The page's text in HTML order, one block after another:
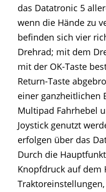
das Datatronic 5
wenn die Hände zu
befinden sich vier
Drehrad; mit dem
mit der OK-Taste
Return-Taste
einer ganzheitlichen
Multipad Fahrhebel
Joystick genutzt
erfolgen über das
Durch die
Knopfdruck auf dem